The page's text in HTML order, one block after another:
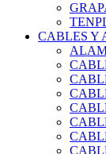
CABLES Y